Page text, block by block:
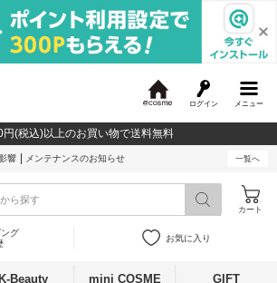
メニュー
ログイン
c
o
円(税込)以上のお買い物で送料無料
響 メンテナンスのお知らせ 一覧へ
ら探す
カート
グ
お気に入り
K-Beauty mini COSME GIFT